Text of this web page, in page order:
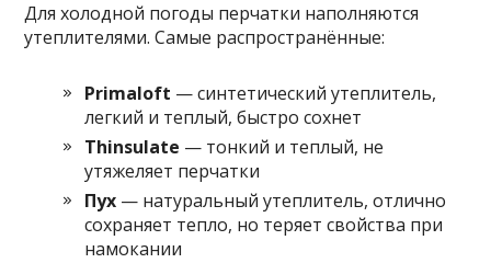
Для холодной погоды перчатки наполняются
утеплителями. Самые распространённые:
Primaloft — синтетический утеплитель,
легкий и теплый, быстро сохнет
Thinsulate — тонкий и теплый, не
утяжеляет перчатки
Пух — натуральный утеплитель, отлично
сохраняет тепло, но теряет свойства при
намокании